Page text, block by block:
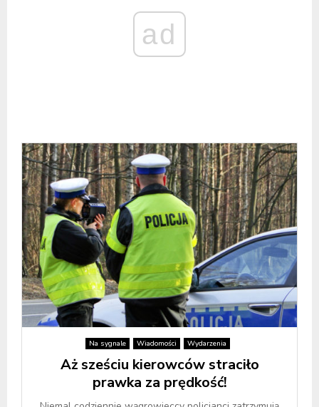
ad
Na sygnale Wiadomości Wydarzenia
Aż sześciu kierowców straciło
prawka za prędkość!